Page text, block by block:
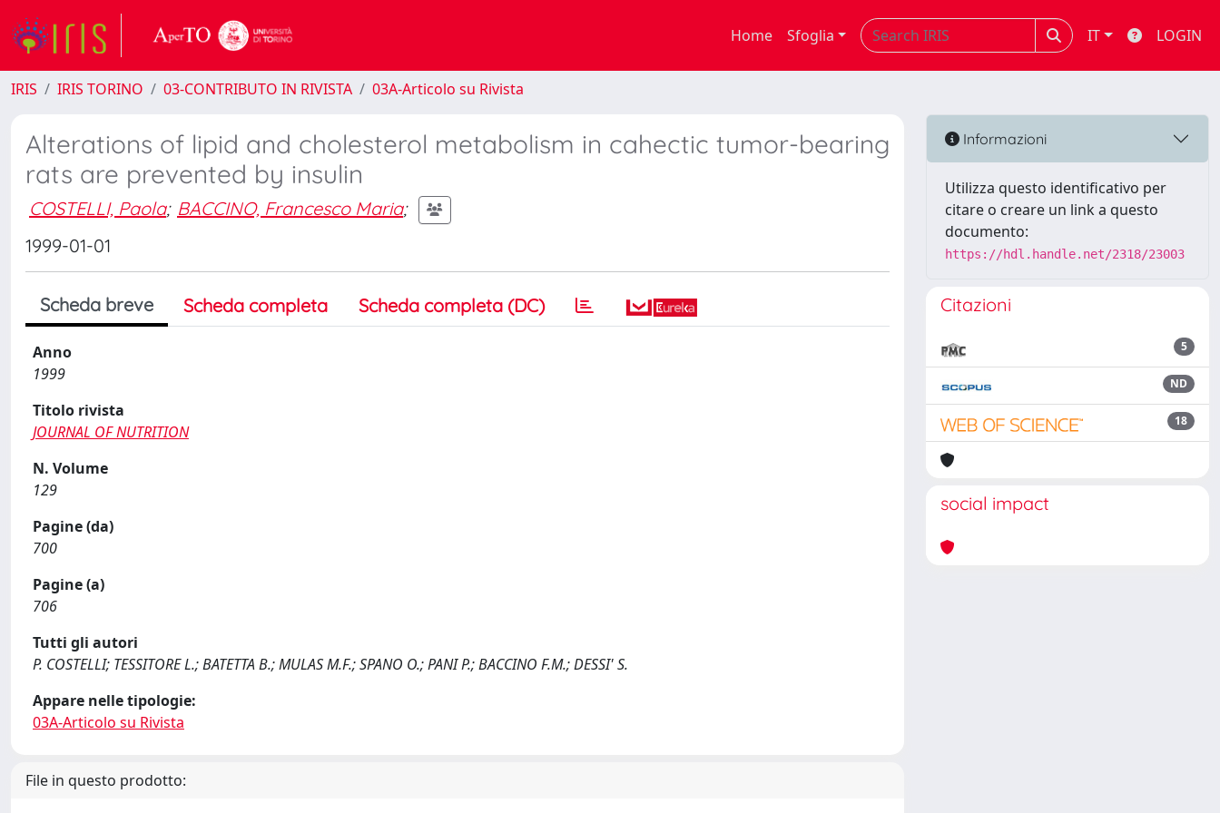
Home Sfoglia IT LOGIN
IRIS IRIS TORINO 03-CONTRIBUTO IN RIVISTA 03A-Articolo su Rivista
Alterations of lipid and cholesterol metabolism in cahectic tumor-bearing
rats are prevented by insulin
COSTELLI, Paola; BACCINO, Francesco Maria;
1999-01-01
Scheda breve Scheda completa Scheda completa (DC)
Anno
1999
Titolo rivista
JOURNAL OF NUTRITION
N. Volume
129
Pagine (da)
700
Pagine (a)
706
Tutti gli autori
P. COSTELLI; TESSITORE L.; BATETTA B.; MULAS M.F.; SPANO O.; PANI P.; BACCINO F.M.; DESSI' S.
Appare nelle tipologie:
03A-Articolo su Rivista
File in questo prodotto:
Informazioni
Utilizza questo identificativo per
citare o creare un link a questo
documento:
https://hdl.handle.net/2318/23003
Citazioni
5
ND
18
social impact